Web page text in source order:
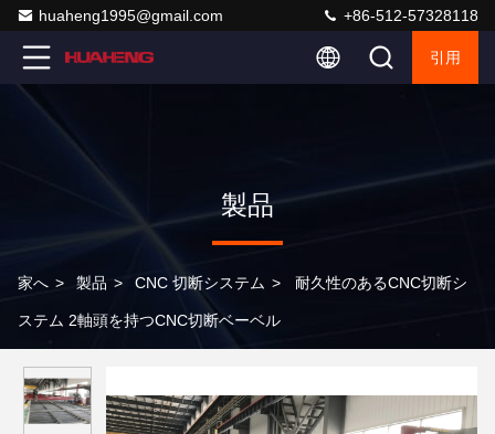
huaheng1995@gmail.com +86-512-57328118
引用
製品
家へ > 製品 > CNC 切断システム > 耐久性のあるCNC切断シ
ステム 2軸頭を持つCNC切断ベーベル